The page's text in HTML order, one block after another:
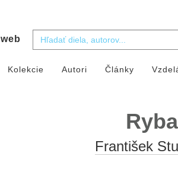
web
Kolekcie Autori Články
Ryba
František